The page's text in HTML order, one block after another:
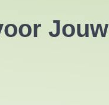
Jouw